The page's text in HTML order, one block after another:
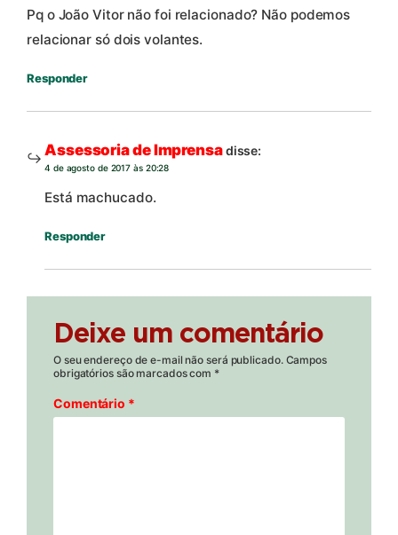
Pq o João Vitor não foi relacionado? Não podemos
relacionar só dois volantes.
Responder
Assessoria de Imprensadisse:
4 de agosto de 2017 às 20:28
Está machucado.
Responder
Deixe um comentário
O seu endereço de e-mail não será publicado. Campos
obrigatórios são marcados com *
Comentário *